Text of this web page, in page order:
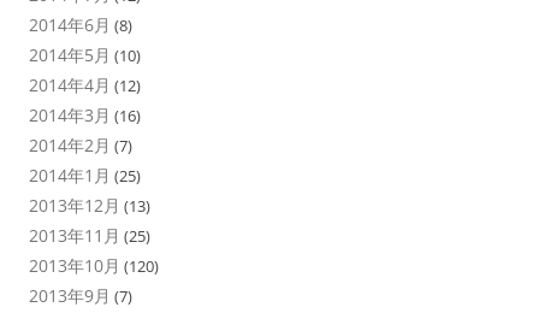
2014年6月 (8)
2014年5月 (10)
2014年4月 (12)
2014年3月 (16)
2014年2月 (7)
2014年1月 (25)
2013年12月 (13)
2013年11月 (25)
2013年10月 (120)
2013年9月 (7)